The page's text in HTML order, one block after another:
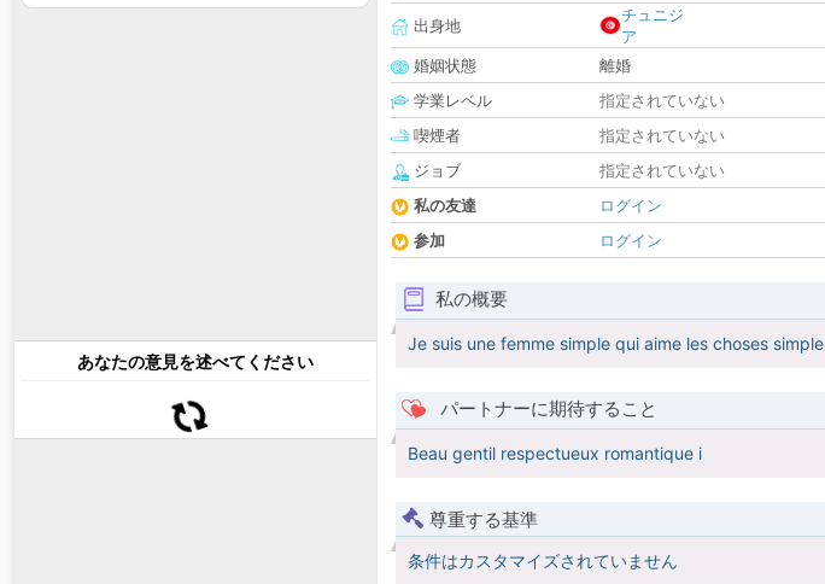
あなたの意見を述べてください
出身地
チュニジ
ア
婚姻状態
離婚
学業レベル
指定されていない
喫煙者
指定されていない
ジョブ
指定されていない
私の友達
ログイン
参加
ログイン
私の概要
Je suis une femme simple qui aime les choses simple
パートナーに期待すること
Beau gentil respectueux romantique i
尊重する基準
条件はカスタマイズされていません